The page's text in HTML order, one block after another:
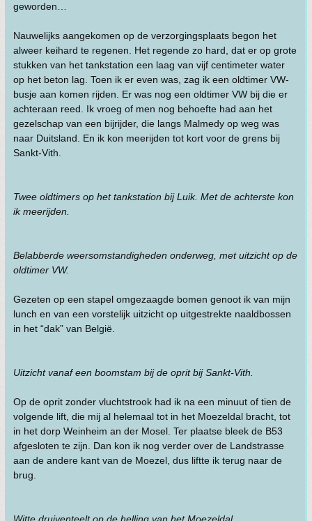
geworden…
Nauwelijks aangekomen op de verzorgingsplaats begon het
alweer keihard te regenen. Het regende zo hard, dat er op grote
stukken van het tankstation een laag van vijf centimeter water
op het beton lag. Toen ik er even was, zag ik een oldtimer VW-
busje aan komen rijden. Er was nog een oldtimer VW bij die er
achteraan reed. Ik vroeg of men nog behoefte had aan het
gezelschap van een bijrijder, die langs Malmedy op weg was
naar Duitsland. En ik kon meerijden tot kort voor de grens bij
Sankt-Vith.
Twee oldtimers op het tankstation bij Luik. Met de achterste kon
ik meerijden.
Belabberde weersomstandigheden onderweg, met uitzicht op de
oldtimer VW.
Gezeten op een stapel omgezaagde bomen genoot ik van mijn
lunch en van een vorstelijk uitzicht op uitgestrekte naaldbossen
in het “dak” van België.
Uitzicht vanaf een boomstam bij de oprit bij Sankt-Vith.
Op de oprit zonder vluchtstrook had ik na een minuut of tien de
volgende lift, die mij al helemaal tot in het Moezeldal bracht, tot
in het dorp Weinheim an der Mosel. Ter plaatse bleek de B53
afgesloten te zijn. Dan kon ik nog verder over de Landstrasse
aan de andere kant van de Moezel, dus liftte ik terug naar de
brug.